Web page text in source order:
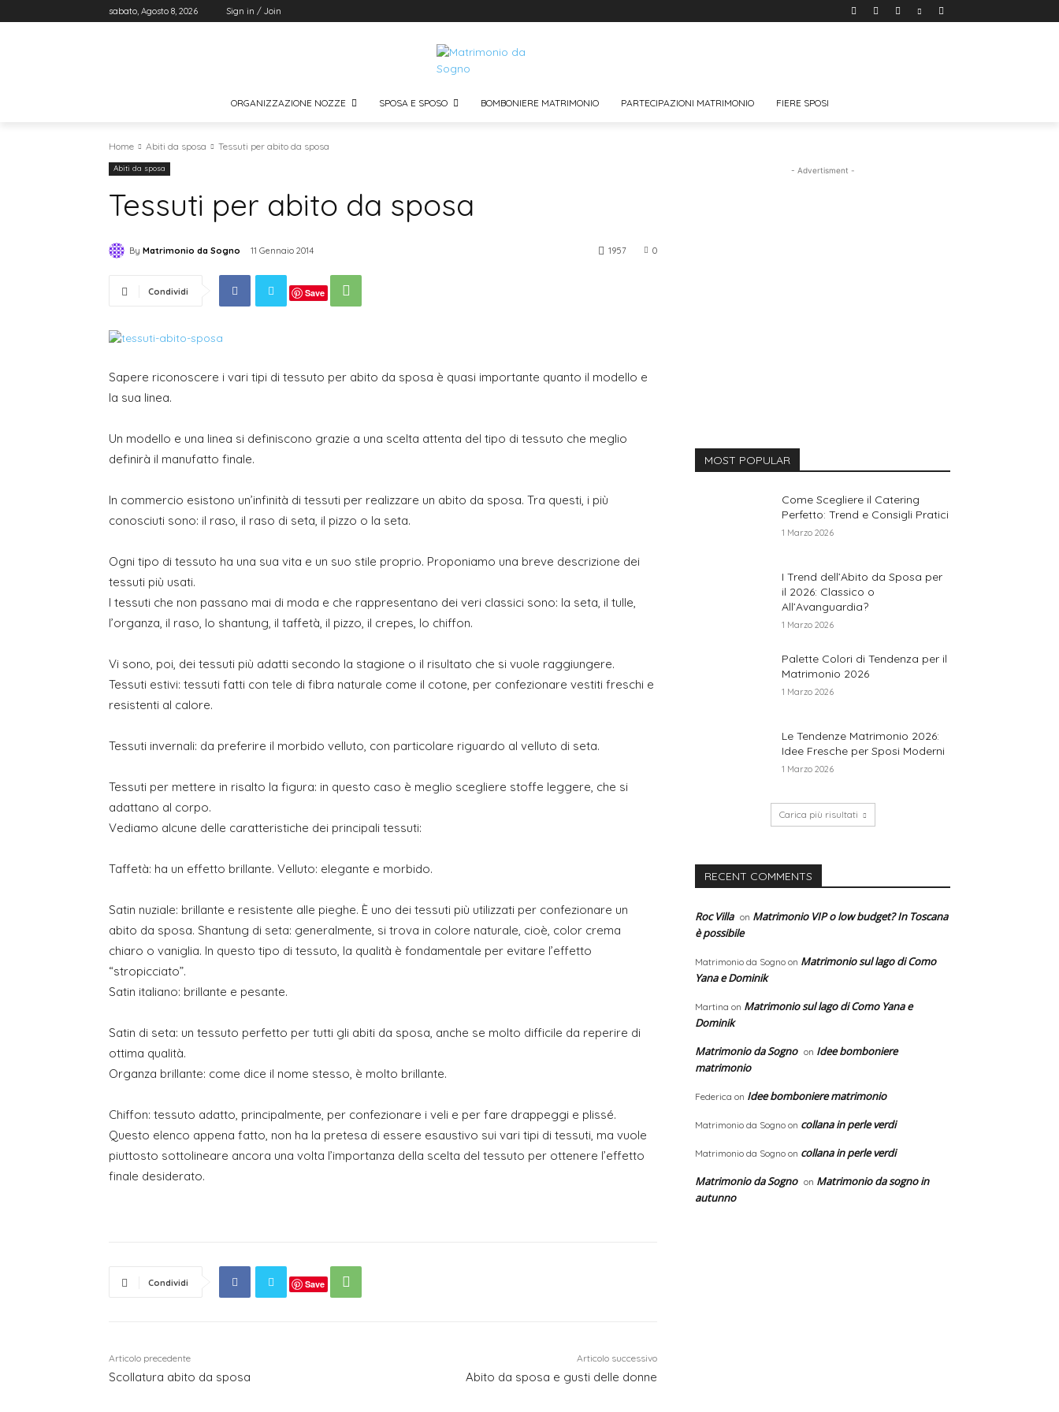
sabato, Agosto 8, 2026 Sign in / Join
ORGANIZZAZIONE NOZZE SPOSA E SPOSO BOMBONIERE MATRIMONIO PARTECIPAZIONI MATRIMONIO FIERE SPOSI
Home Abiti da sposa Tessuti per abito da sposa
Abiti da sposa
Tessuti per abito da sposa
By Matrimonio da Sogno 11 Gennaio 2014 0
1957
Condividi Save
Sapere riconoscere i vari tipi di tessuto per abito da sposa è quasi importante quanto il modello e
la sua linea.
Un modello e una linea si definiscono grazie a una scelta attenta del tipo di tessuto che meglio
definirà il manufatto finale.
In commercio esistono un’infinità di tessuti per realizzare un abito da sposa. Tra questi, i più
conosciuti sono: il raso, il raso di seta, il pizzo o la seta.
Ogni tipo di tessuto ha una sua vita e un suo stile proprio. Proponiamo una breve descrizione dei
tessuti più usati.
I tessuti che non passano mai di moda e che rappresentano dei veri classici sono: la seta, il tulle,
l’organza, il raso, lo shantung, il taffetà, il pizzo, il crepes, lo chiffon.
Vi sono, poi, dei tessuti più adatti secondo la stagione o il risultato che si vuole raggiungere.
Tessuti estivi: tessuti fatti con tele di fibra naturale come il cotone, per confezionare vestiti freschi e
resistenti al calore.
Tessuti invernali: da preferire il morbido velluto, con particolare riguardo al velluto di seta.
Tessuti per mettere in risalto la figura: in questo caso è meglio scegliere stoffe leggere, che si
adattano al corpo.
Vediamo alcune delle caratteristiche dei principali tessuti:
Taffetà: ha un effetto brillante. Velluto: elegante e morbido.
Satin nuziale: brillante e resistente alle pieghe. È uno dei tessuti più utilizzati per confezionare un
abito da sposa. Shantung di seta: generalmente, si trova in colore naturale, cioè, color crema
chiaro o vaniglia. In questo tipo di tessuto, la qualità è fondamentale per evitare l’effetto
“stropicciato”.
Satin italiano: brillante e pesante.
Satin di seta: un tessuto perfetto per tutti gli abiti da sposa, anche se molto difficile da reperire di
ottima qualità.
Organza brillante: come dice il nome stesso, è molto brillante.
Chiffon: tessuto adatto, principalmente, per confezionare i veli e per fare drappeggi e plissé.
Questo elenco appena fatto, non ha la pretesa di essere esaustivo sui vari tipi di tessuti, ma vuole
piuttosto sottolineare ancora una volta l’importanza della scelta del tessuto per ottenere l’effetto
finale desiderato.
Condividi Save
Articolo precedente
Scollatura abito da sposa
Articolo successivo
Abito da sposa e gusti delle donne
- Advertisment -
MOST POPULAR
Come Scegliere il Catering
Perfetto: Trend e Consigli Pratici
1 Marzo 2026
I Trend dell’Abito da Sposa per
il 2026: Classico o
All’Avanguardia?
1 Marzo 2026
Palette Colori di Tendenza per il
Matrimonio 2026
1 Marzo 2026
Le Tendenze Matrimonio 2026:
Idee Fresche per Sposi Moderni
1 Marzo 2026
Carica più risultati
RECENT COMMENTS
Roc Villa on Matrimonio VIP o low budget? In Toscana
è possibile
Matrimonio da Sogno on Matrimonio sul lago di Como
Yana e Dominik
Martina on Matrimonio sul lago di Como Yana e
Dominik
Matrimonio da Sogno on Idee bomboniere
matrimonio
Federica on Idee bomboniere matrimonio
Matrimonio da Sogno on collana in perle verdi
Matrimonio da Sogno on collana in perle verdi
Matrimonio da Sogno on Matrimonio da sogno in
autunno